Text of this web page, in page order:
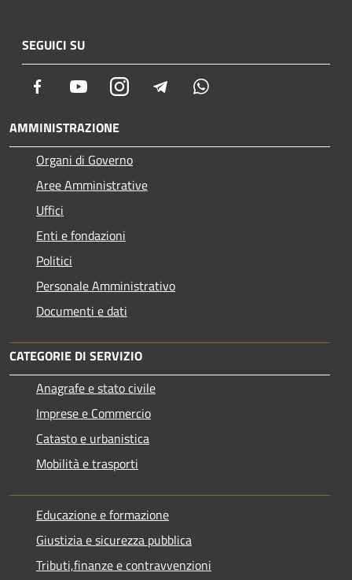
SEGUICI SU
Facebook YoutubeInstagram Telegram
AMMINISTRAZIONE
Organi di Governo
Aree Amministrative
Uffici
Enti e fondazioni
Politici
Personale Amministrativo
Documenti e dati
CATEGORIE DI SERVIZIO
Anagrafe e stato civile
Imprese e Commercio
Catasto e urbanistica
Mobilità e trasporti
Educazione e formazione
Giustizia e sicurezza pubblica
Tributi,finanze e contravvenzioni